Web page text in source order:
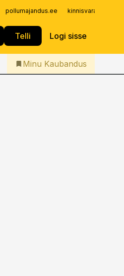
pollumajandus.ee
Telli Logi sisse
Iseteenindus
Telli Kaubandus
Minu Kaubandus